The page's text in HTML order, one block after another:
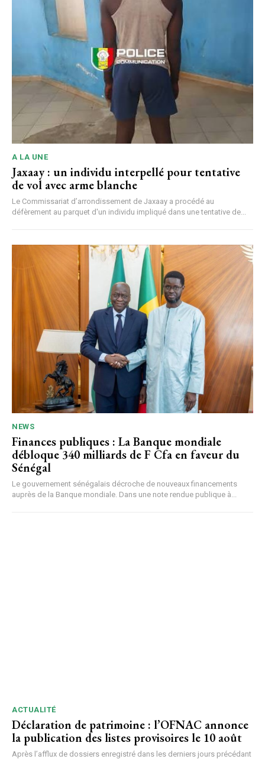
A LA UNE
Jaxaay : un individu interpellé pour tentative
de vol avec arme blanche
Le Commissariat d’arrondissement de Jaxaay a procédé au
défèrement au parquet d'un individu impliqué dans une tentative de...
NEWS
Finances publiques : La Banque mondiale
débloque 340 milliards de F Cfa en faveur du
Sénégal
Le gouvernement sénégalais décroche de nouveaux financements
auprès de la Banque mondiale. Dans une note rendue publique à...
ACTUALITÉ
Déclaration de patrimoine : l’OFNAC annonce
la publication des listes provisoires le 10 août
Après l’afflux de dossiers enregistré dans les derniers jours précédant